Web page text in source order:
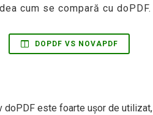
cum se compară cu doPDF.
DOPDF VS NOVAPDF
doPDF este foarte ușor de utilizat,